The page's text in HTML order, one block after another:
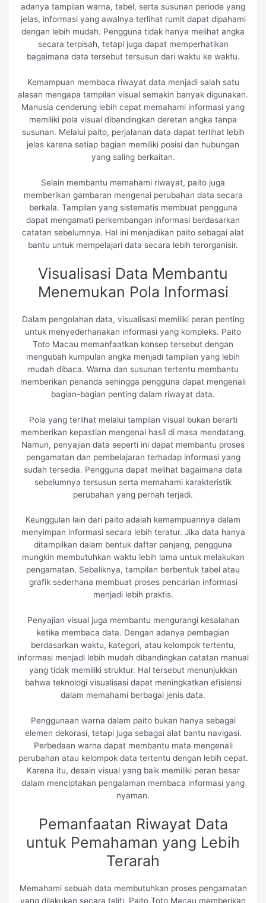
adanya tampilan warna, tabel, serta susunan periode yang
jelas, informasi yang awalnya terlihat rumit dapat dipahami
dengan lebih mudah. Pengguna tidak hanya melihat angka
secara terpisah, tetapi juga dapat memperhatikan
bagaimana data tersebut tersusun dari waktu ke waktu.
Kemampuan membaca riwayat data menjadi salah satu
alasan mengapa tampilan visual semakin banyak digunakan.
Manusia cenderung lebih cepat memahami informasi yang
memiliki pola visual dibandingkan deretan angka tanpa
susunan. Melalui paito, perjalanan data dapat terlihat lebih
jelas karena setiap bagian memiliki posisi dan hubungan
yang saling berkaitan.
Selain membantu memahami riwayat, paito juga
memberikan gambaran mengenai perubahan data secara
berkala. Tampilan yang sistematis membuat pengguna
dapat mengamati perkembangan informasi berdasarkan
catatan sebelumnya. Hal ini menjadikan paito sebagai alat
bantu untuk mempelajari data secara lebih terorganisir.
Visualisasi Data Membantu
Menemukan Pola Informasi
Dalam pengolahan data, visualisasi memiliki peran penting
untuk menyederhanakan informasi yang kompleks. Paito
Toto Macau memanfaatkan konsep tersebut dengan
mengubah kumpulan angka menjadi tampilan yang lebih
mudah dibaca. Warna dan susunan tertentu membantu
memberikan penanda sehingga pengguna dapat mengenali
bagian-bagian penting dalam riwayat data.
Pola yang terlihat melalui tampilan visual bukan berarti
memberikan kepastian mengenai hasil di masa mendatang.
Namun, penyajian data seperti ini dapat membantu proses
pengamatan dan pembelajaran terhadap informasi yang
sudah tersedia. Pengguna dapat melihat bagaimana data
sebelumnya tersusun serta memahami karakteristik
perubahan yang pernah terjadi.
Keunggulan lain dari paito adalah kemampuannya dalam
menyimpan informasi secara lebih teratur. Jika data hanya
ditampilkan dalam bentuk daftar panjang, pengguna
mungkin membutuhkan waktu lebih lama untuk melakukan
pengamatan. Sebaliknya, tampilan berbentuk tabel atau
grafik sederhana membuat proses pencarian informasi
menjadi lebih praktis.
Penyajian visual juga membantu mengurangi kesalahan
ketika membaca data. Dengan adanya pembagian
berdasarkan waktu, kategori, atau kelompok tertentu,
informasi menjadi lebih mudah dibandingkan catatan manual
yang tidak memiliki struktur. Hal tersebut menunjukkan
bahwa teknologi visualisasi dapat meningkatkan efisiensi
dalam memahami berbagai jenis data.
Penggunaan warna dalam paito bukan hanya sebagai
elemen dekorasi, tetapi juga sebagai alat bantu navigasi.
Perbedaan warna dapat membantu mata mengenali
perubahan atau kelompok data tertentu dengan lebih cepat.
Karena itu, desain visual yang baik memiliki peran besar
dalam menciptakan pengalaman membaca informasi yang
nyaman.
Pemanfaatan Riwayat Data
untuk Pemahaman yang Lebih
Terarah
Memahami sebuah data membutuhkan proses pengamatan
yang dilakukan secara teliti. Paito Toto Macau memberikan